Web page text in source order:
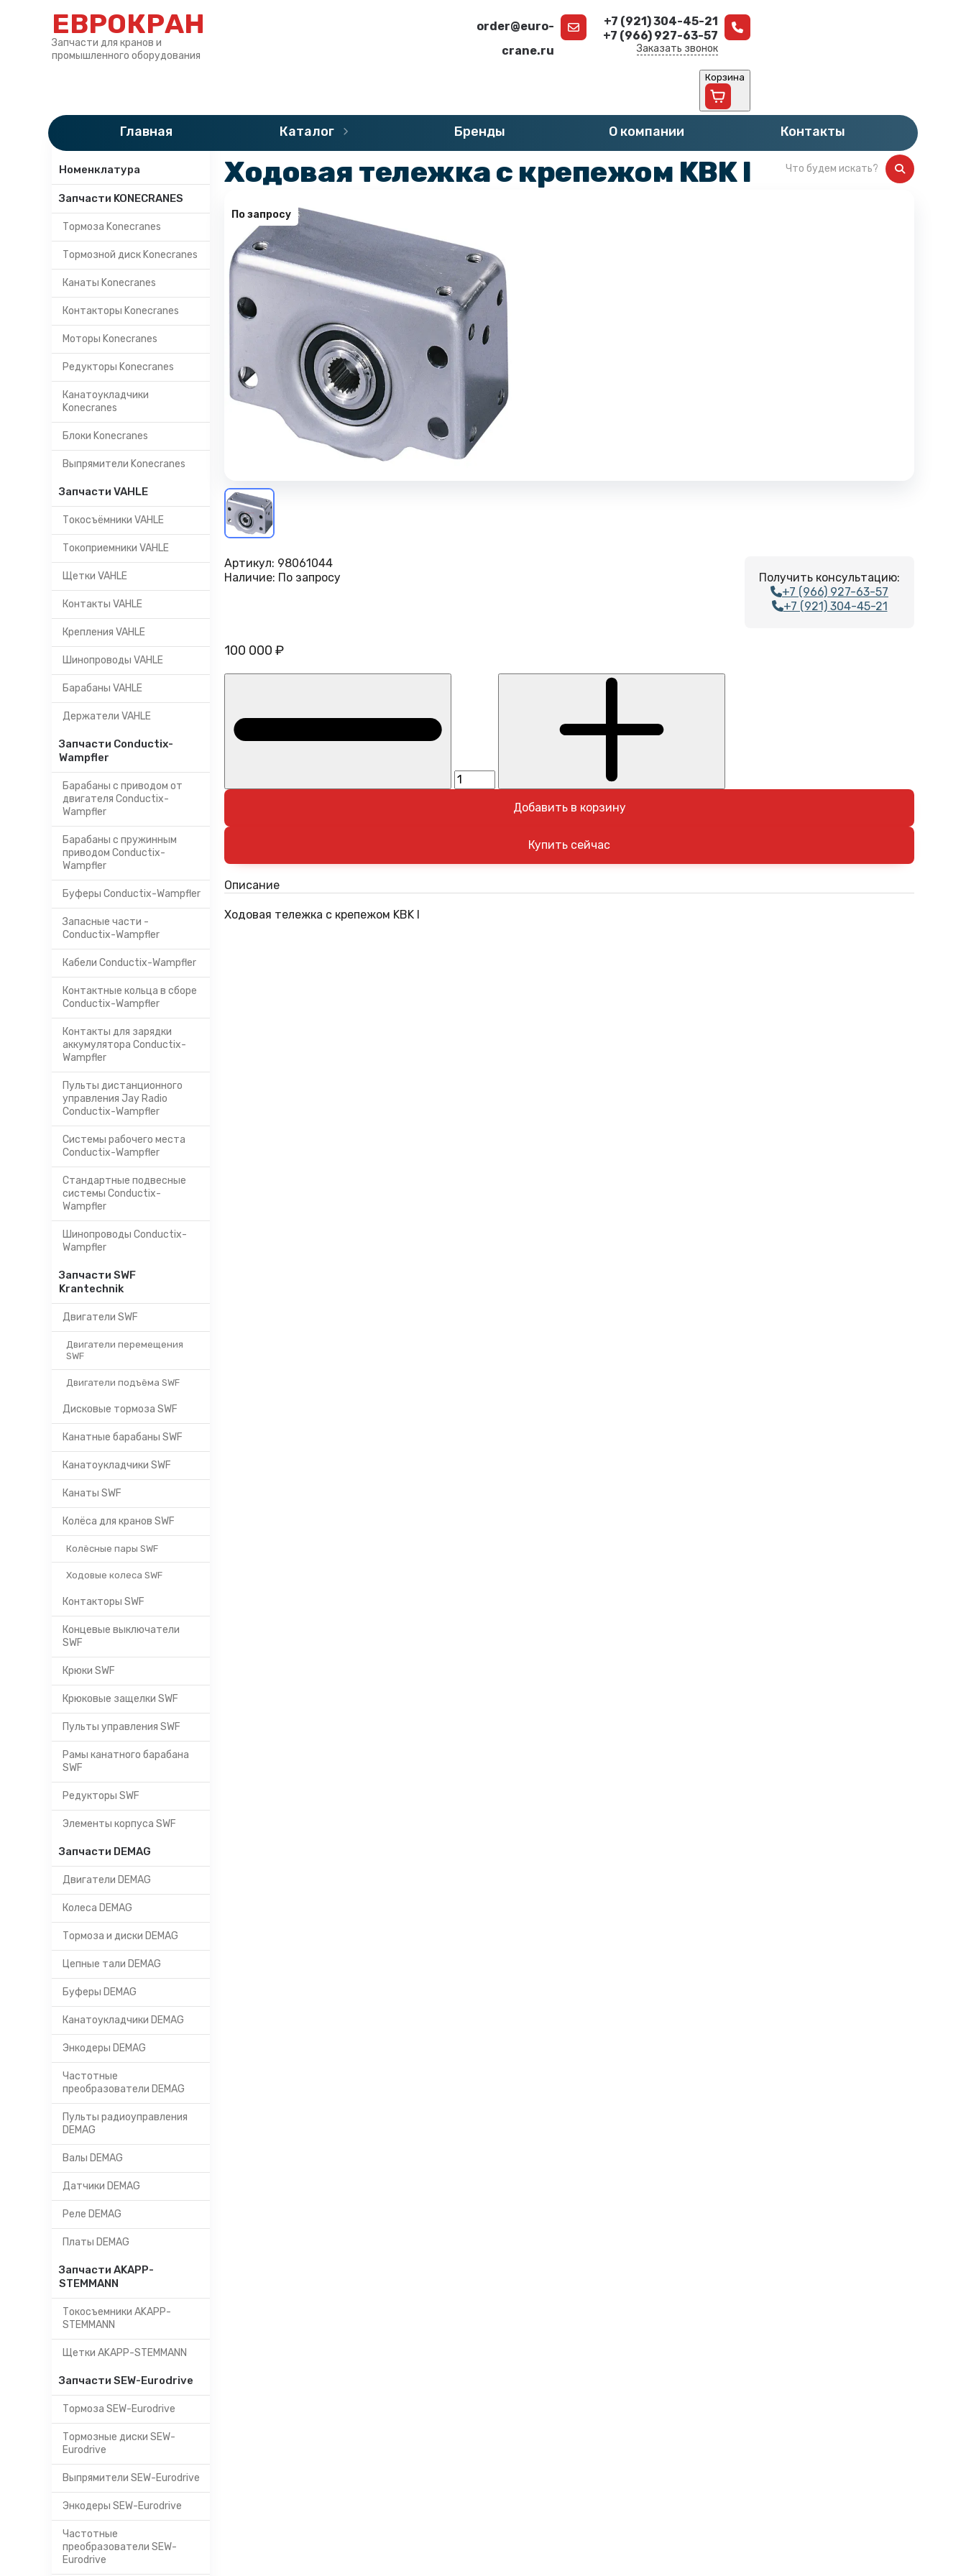
ЕВРОКРАН
Запчасти для кранов и
промышленного оборудования
order@euro-
crane.ru
+7 (921) 304-45-21
+7 (966) 927-63-57
Заказать звонок
Корзина
Главная Каталог Бренды О компании Контакты
Категории
Номенклатура
Запчасти KONECRANES
Тормоза Konecranes
Тормозной диск Konecranes
Канаты Konecranes
Контакторы Konecranes
Моторы Konecranes
Редукторы Konecranes
Канатоукладчики
Konecranes
Блоки Konecranes
Выпрямители Konecranes
Запчасти VAHLE
Токосъёмники VAHLE
Токоприемники VAHLE
Щетки VAHLE
Контакты VAHLE
Крепления VAHLE
Шинопроводы VAHLE
Барабаны VAHLE
Держатели VAHLE
Запчасти Conductix-
Wampfler
Барабаны с приводом от
двигателя Conductix-
Wampfler
Барабаны с пружинным
приводом Conductix-
Wampfler
Буферы Conductix-Wampfler
Запасные части -
Conductix-Wampfler
Кабели Conductix-Wampfler
Контактные кольца в сборе
Conductix-Wampfler
Контакты для зарядки
аккумулятора Conductix-
Wampfler
Пульты дистанционного
управления Jay Radio
Conductix-Wampfler
Системы рабочего места
Conductix-Wampfler
Стандартные подвесные
системы Conductix-
Wampfler
Шинопроводы Conductix-
Wampfler
Запчасти SWF
Krantechnik
Двигатели SWF
Двигатели перемещения
SWF
Двигатели подъёма SWF
Дисковые тормоза SWF
Канатные барабаны SWF
Канатоукладчики SWF
Канаты SWF
Колёса для кранов SWF
Колёсные пары SWF
Ходовые колеса SWF
Контакторы SWF
Концевые выключатели
SWF
Крюки SWF
Крюковые защелки SWF
Пульты управления SWF
Рамы канатного барабана
SWF
Редукторы SWF
Элементы корпуса SWF
Запчасти DEMAG
Двигатели DEMAG
Колеса DEMAG
Тормоза и диски DEMAG
Цепные тали DEMAG
Буферы DEMAG
Канатоукладчики DEMAG
Энкодеры DEMAG
Частотные
преобразователи DEMAG
Пульты радиоуправления
DEMAG
Валы DEMAG
Датчики DEMAG
Реле DEMAG
Платы DEMAG
Запчасти AKAPP-
STEMMANN
Токосъемники AKAPP-
STEMMANN
Щетки AKAPP-STEMMANN
Запчасти SEW-Eurodrive
Тормоза SEW-Eurodrive
Тормозные диски SEW-
Eurodrive
Выпрямители SEW-Eurodrive
Энкодеры SEW-Eurodrive
Частотные
преобразователи SEW-
Eurodrive
»Каталог » Запчасти DEMAG Колеса DEMAG
Ходовая тележка с крепежом KBK I
По запросу
Получить консультацию:
+7 (966) 927-63-57
+7 (921) 304-45-21
Артикул: 98061044
Наличие: По запросу
100 000 ₽
Добавить в корзину
Описание
Ходовая тележка с крепежом KBK I